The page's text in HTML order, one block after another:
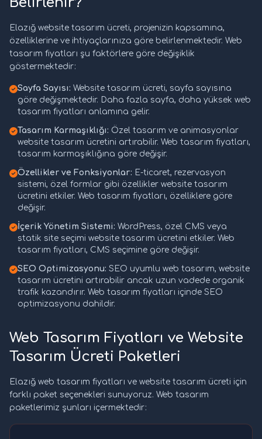
Elazığ website tasarım ücreti, projenizin kapsamına,
özelliklerine ve ihtiyaçlarınıza göre belirlenmektedir. Web
tasarım fiyatları şu faktörlere göre değişiklik
göstermektedir:
Sayfa Sayısı: Website tasarım ücreti, sayfa sayısına
göre değişmektedir. Daha fazla sayfa, daha yüksek web
tasarım fiyatları anlamına gelir.
Tasarım Karmaşıklığı: Özel tasarım ve animasyonlar
website tasarım ücretini artırabilir. Web tasarım fiyatları,
tasarım karmaşıklığına göre değişir.
Özellikler ve Fonksiyonlar: E-ticaret, rezervasyon
sistemi, özel formlar gibi özellikler website tasarım
ücretini etkiler. Web tasarım fiyatları, özelliklere göre
değişir.
İçerik Yönetim Sistemi: WordPress, özel CMS veya
statik site seçimi website tasarım ücretini etkiler. Web
tasarım fiyatları, CMS seçimine göre değişir.
SEO Optimizasyonu: SEO uyumlu web tasarım, website
tasarım ücretini artırabilir ancak uzun vadede organik
trafik kazandırır. Web tasarım fiyatları içinde SEO
optimizasyonu dahildir.
Web Tasarım Fiyatları ve Website
Tasarım Ücreti Paketleri
Elazığ web tasarım fiyatları ve website tasarım ücreti için
farklı paket seçenekleri sunuyoruz. Web tasarım
paketlerimiz şunları içermektedir: